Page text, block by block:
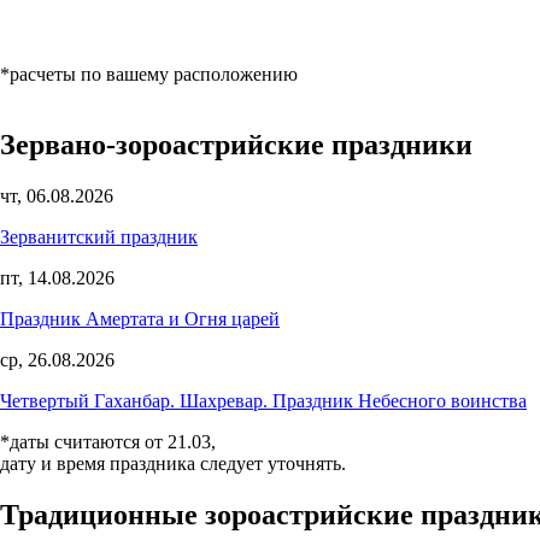
*расчеты по вашему расположению
Зервано-зороастрийские праздники
чт, 06.08.2026
Зерванитский праздник
пт, 14.08.2026
Праздник Амертата и Огня царей
ср, 26.08.2026
Четвертый Гаханбар. Шахревар. Праздник Небесного воинства
*даты считаются от 21.03,
дату и время праздника следует уточнять.
Традиционные зороастрийские